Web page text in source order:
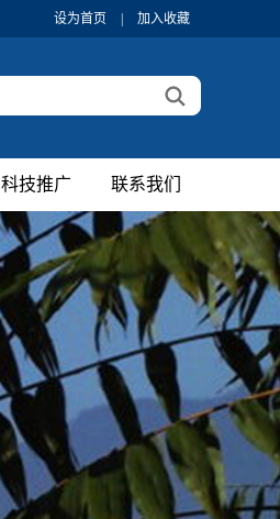
设为首页 加入收藏
科技推广 联系我们